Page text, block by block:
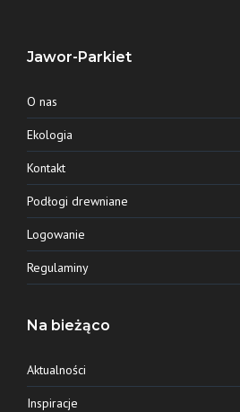
Jawor-Parkiet
O nas
Ekologia
Kontakt
Podłogi drewniane
Logowanie
Regulaminy
Na bieżąco
Aktualności
Inspiracje